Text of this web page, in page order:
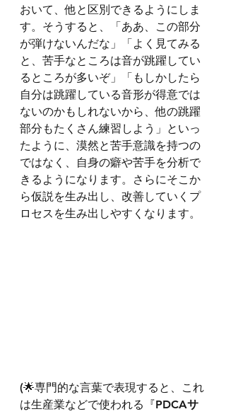
おいて、他と区別できるようにしま
す。そうすると、「ああ、この部分
が弾けないんだな」「よく見てみる
と、苦手なところは音が跳躍してい
るところが多いぞ」「もしかしたら
自分は跳躍している音形が得意では
ないのかもしれないから、他の跳躍
部分もたくさん練習しよう」といっ
たように、漠然と苦手意識を持つの
ではなく、自身の癖や苦手を分析で
きるようになります。さらにそこか
ら仮説を生み出し、改善していくプ
ロセスを生み出しやすくなります。
(🌟専門的な言葉で表現すると、これ
は生産業などで使われる『PDCAサ